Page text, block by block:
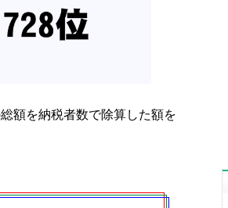
額を納税者数で除算した額を